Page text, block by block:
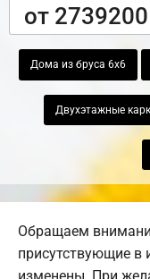
от 2739200
Дома из бруса 6х6
Двухэтажные
Обращаем
присутствующие в